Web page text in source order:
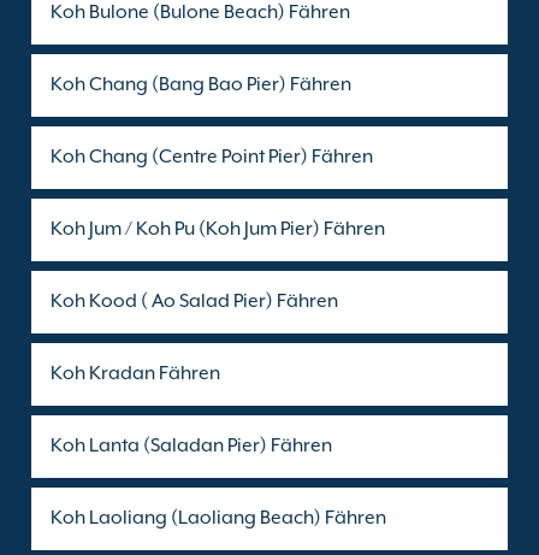
Koh Bulone (Bulone Beach) Fähren
Koh Chang (Bang Bao Pier) Fähren
Koh Chang (Centre Point Pier) Fähren
Koh Jum / Koh Pu (Koh Jum Pier) Fähren
Koh Kood ( Ao Salad Pier) Fähren
Koh Kradan Fähren
Koh Lanta (Saladan Pier) Fähren
Koh Laoliang (Laoliang Beach) Fähren